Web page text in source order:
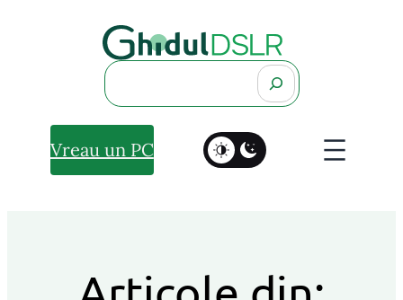
Search
Vreau un PC